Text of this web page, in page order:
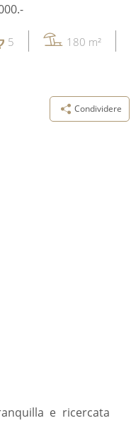
5 180 m²
Condividere
e ricercata